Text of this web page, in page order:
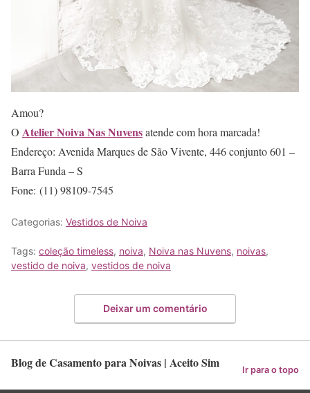
Amou?
O Atelier Noiva Nas Nuvensatende com hora marcada!
Endereço: Avenida Marques de São Vivente, 446 conjunto 601 –
Barra Funda – S
Fone: (11) 98109-7545
Categorias: Vestidos de Noiva
Tags: coleção timeless, noiva, Noiva nas Nuvens, noivas,
vestido de noiva, vestidos de noiva
Deixar um comentário
Blog de Casamento para Noivas | Aceito Sim Ir para o topo